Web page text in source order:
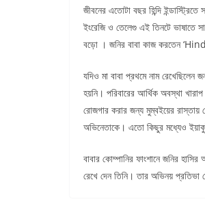
জীবনের এতোটা বছর হিন্দি
ইংরেজি ও তেলেগু এই তিনটে ভাষাতে
বড়ো । জনির বাবা কাজ করতেন
যদিও মা বাবা প্রথমে নাম
হয়নি। পরিবারের আর্থিক অবস্থা
রোজগার করার জন্য মুম্বইয়ের রাস্তায়
অভিনেতাকে। এতো কিছুর মধ্যেও
বাবার কোম্পানির ফাংশানে জনির
রেখে দেন তিনি। তার অভিনয় প্রতিভা